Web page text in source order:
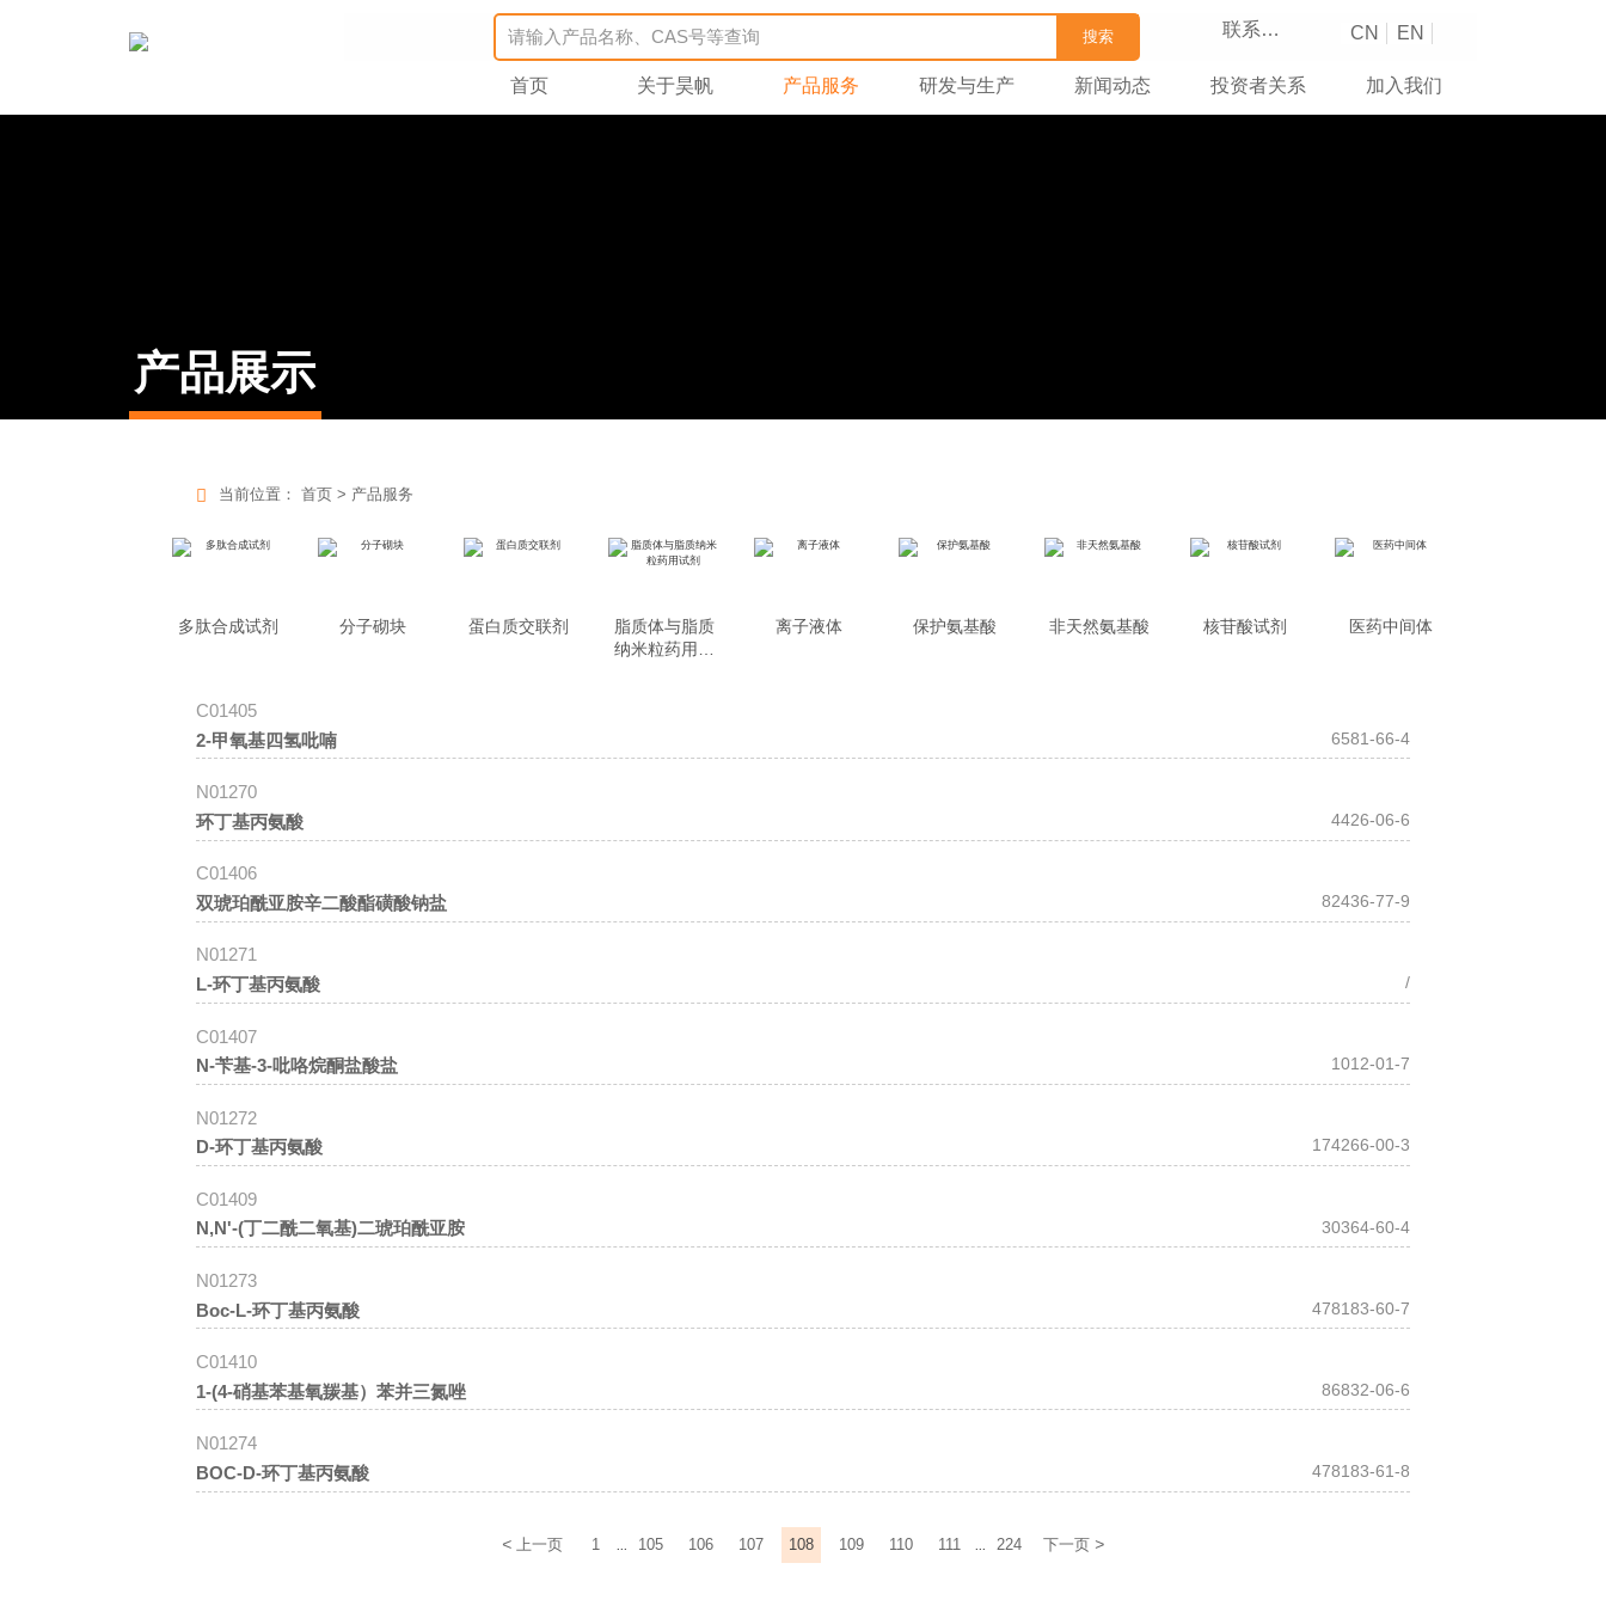
搜索 联系我们 CN EN
首页 关于昊帆 产品服务 研发与生产 新闻动态 投资者关系 加入我们
产品展示
 当前位置： 首页> 产品服务
多肽合成试剂 分子砌块 蛋白质交联剂
脂质体与脂质
纳米粒药用试
离子液体 保护氨基酸 非天然氨基酸 核苷酸试剂 医药中间体
C01405
2-甲氧基四氢吡喃
6581-66-4
N01270
环丁基丙氨酸
4426-06-6
C01406
双琥珀酰亚胺辛二酸酯磺酸钠盐
82436-77-9
N01271
L-环丁基丙氨酸
/
C01407
N-苄基-3-吡咯烷酮盐酸盐
1012-01-7
N01272
D-环丁基丙氨酸
174266-00-3
C01409
N,N'-(丁二酰二氧基)二琥珀酰亚胺
30364-60-4
N01273
Boc-L-环丁基丙氨酸
478183-60-7
C01410
1-(4-硝基苯基氧羰基）苯并三氮唑
86832-06-6
N01274
BOC-D-环丁基丙氨酸
478183-61-8
< 上一页 1 ... 105 106 107 108 109 110 111 ... 224 下一页 >